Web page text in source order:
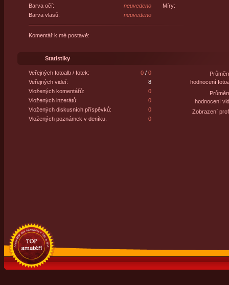
Barva očí:
neuvedeno
Barva vlasů:
neuvedeno
Míry:
Komentář k mé postavě:
Statistiky
Veřejných fotoalb / fotek: 0/ 0
Veřejných videí:
8
Vložených komentářů:
0
Vložených inzerátů:
0
Vložených diskusních příspěvků:
0
Vložených poznámek v deníku:
0
hodnocení
hodnocení
Zobrazení